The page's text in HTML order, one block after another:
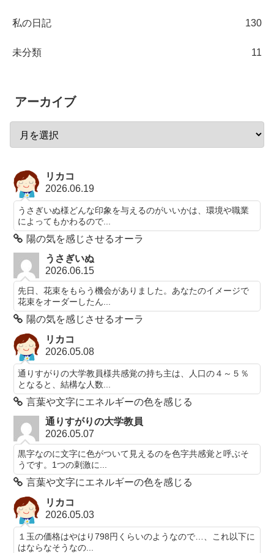
私の日記 130
未分類 11
アーカイブ
リカコ
2026.06.19
うさぎいぬ様どんな印象を与えるのがいいかは、環境や職業
によってもかわるので...
陽の気を感じさせるオーラ
うさぎいぬ
2026.06.15
先日、花束をもらう機会がありました。あなたのイメージで
花束をオーダーしたん...
陽の気を感じさせるオーラ
リカコ
2026.05.08
通りすがりの大学教員様共感覚の持ち主は、人口の４～５％
となると、結構な人数...
言葉や文字にエネルギーの色を感じる
通りすがりの大学教員
2026.05.07
黒字なのに文字に色がついて見えるのを色字共感覚と呼ぶそ
うです。1つの刺激に...
言葉や文字にエネルギーの色を感じる
リカコ
2026.05.03
１玉の価格はやはり798円くらいのようなので…、これ以下に
はならなそうなの...